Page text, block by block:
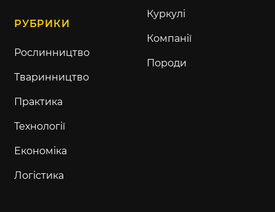
РУБРИКИ
Рослинництво
Тваринництво
Практика
Технології
Економіка
Логістика
Куркулі
Компанії
Породи